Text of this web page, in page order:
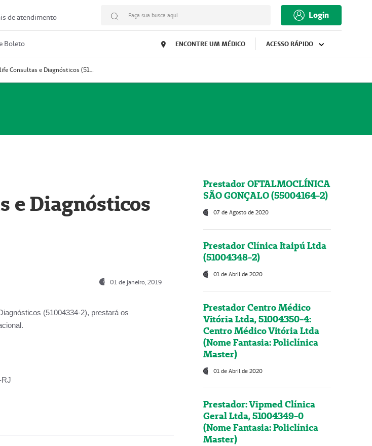
de atendimento Faça sua busca aqui Login
Boleto ENCONTRE UM MÉDICO ACESSO RÁPIDO
Prestador Medlife Consultas e Diagnósticos (51004334-2)
e Diagnósticos
01 de janeiro, 2019
(51004334-2), prestará os
RJ
Prestador OFTALMOCLÍNICA
SÃO GONÇALO (55004164-2)
07 de Agosto de 2020
Prestador Clínica Itaipú Ltda
(51004348-2)
01 de Abril de 2020
Prestador Centro Médico
Vitória Ltda, 51004350-4:
Centro Médico Vitória Ltda
(Nome Fantasia: Policlínica
Master)
01 de Abril de 2020
Prestador: Vipmed Clínica
Geral Ltda, 51004349-0
(Nome Fantasia: Policlínica
Master)